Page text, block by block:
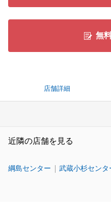
無
店舗詳細
近隣の店舗を見る
綱島センター 武蔵小杉センタ